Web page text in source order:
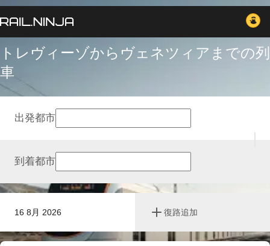
トレヴィーゾからヴェネツィアまでの列
車
16 8月 2026 復路追加
出発都市
到着都市